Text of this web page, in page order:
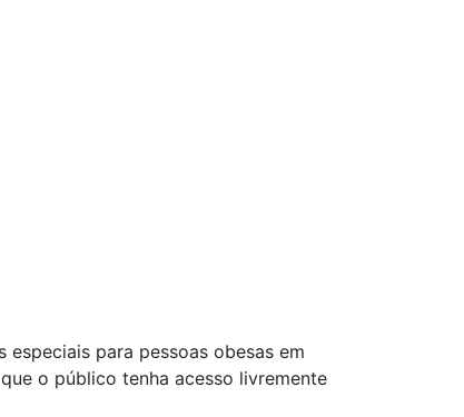
para pessoas obesas em
o público tenha acesso livremente